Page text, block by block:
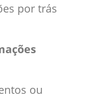
por trás
ou